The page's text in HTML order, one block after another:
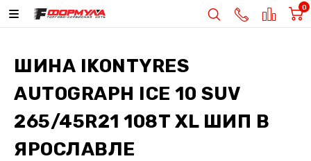
0
ШИНА IKONTYRES
AUTOGRAPH ICE 10 SUV
265/45R21 108T XL ШИП В
ЯРОСЛАВЛЕ